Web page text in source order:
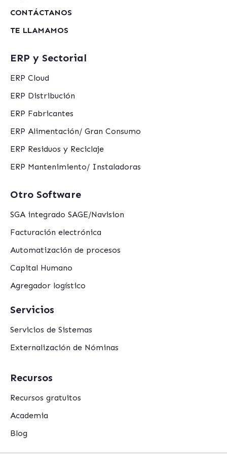
CONTÁCTANOS
TE LLAMAMOS
ERP y Sectorial
ERP Cloud
ERP Distribución
ERP Fabricantes
ERP Alimentación/ Gran Consumo
ERP Residuos y Reciclaje
ERP Mantenimiento/ Instaladoras
Otro Software
SGA integrado SAGE/Navision
Facturación electrónica
Automatización de procesos
Capital Humano
Agregador logístico
Servicios
Servicios de Sistemas
Externalización de Nóminas
Recursos
Recursos gratuitos
Academia
Blog